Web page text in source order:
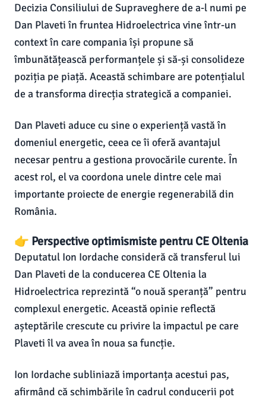
Decizia Consiliului de Supraveghere de a-l numi pe
Dan Plaveti în fruntea Hidroelectrica vine într-un
context în care compania își propune să
îmbunătățească performanțele și să-și consolideze
poziția pe piață. Această schimbare are potențialul
de a transforma direcția strategică a companiei.
Dan Plaveti aduce cu sine o experiență vastă în
domeniul energetic, ceea ce îi oferă avantajul
necesar pentru a gestiona provocările curente. În
acest rol, el va coordona unele dintre cele mai
importante proiecte de energie regenerabilă din
România.
👉 Perspective optimismiste pentru CE Oltenia
Deputatul Ion Iordache consideră că transferul lui
Dan Plaveti de la conducerea CE Oltenia la
Hidroelectrica reprezintă “o nouă speranță” pentru
complexul energetic. Această opinie reflectă
așteptările crescute cu privire la impactul pe care
Plaveti îl va avea în noua sa funcție.
Ion Iordache subliniază importanța acestui pas,
afirmând că schimbările în cadrul conducerii pot